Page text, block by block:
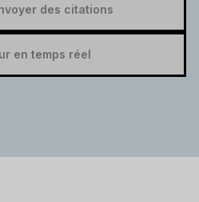
des citations
en temps réel